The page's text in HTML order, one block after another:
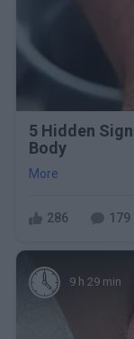
5 Hidden
Body
More
286 179
9 h 29 min